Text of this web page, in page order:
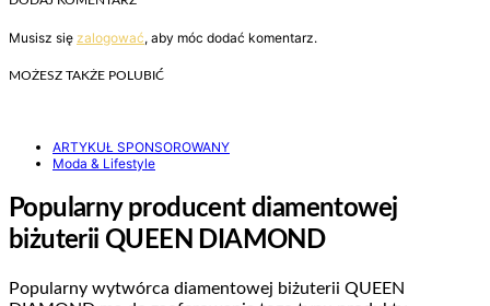
Musisz się zalogować, aby móc dodać komentarz.
MOŻESZ TAKŻE POLUBIĆ
ARTYKUŁ SPONSOROWANY
Moda & Lifestyle
Popularny producent diamentowej
biżuterii QUEEN DIAMOND
Popularny wytwórca diamentowej biżuterii QUEEN